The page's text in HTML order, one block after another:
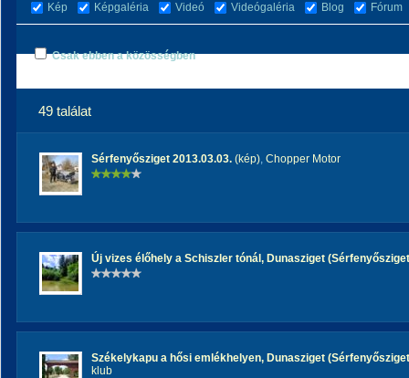
Kép Képgaléria Videó Videógaléria Blog Fórum
Csak ebben a közösségben
49 találat
Sérfenyősziget 2013.03.03. (kép), Chopper Motor
Új vizes élőhely a Schiszler tónál, Dunasziget
Székelykapu a hősi emlékhelyen, Dunasziget
klub